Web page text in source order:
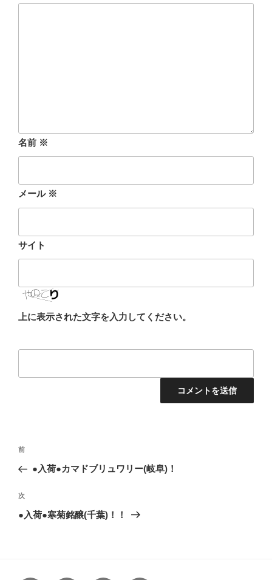
名前 ※
メール ※
サイト
上に表示された文字を入力してください。
投
ナ
ビ
ゲ
前
の
稿
前
●入荷●カマドブリュワリー(岐阜)！
次
の
次
●入荷●寒菊銘醸(千葉)！！